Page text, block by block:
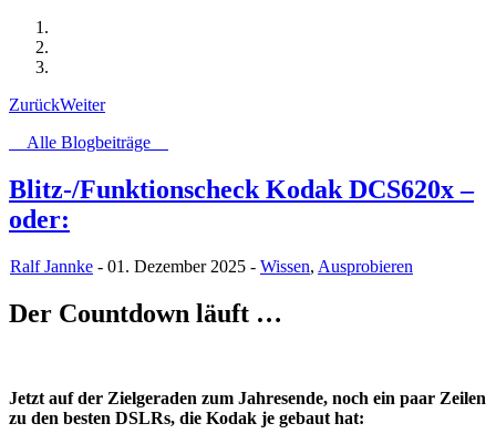
ZurückWeiter
Alle Blogbeiträge
Blitz-/Funktionscheck Kodak DCS620x –
oder:
Ralf Jannke - 01. Dezember 2025 - Wissen, Ausprobieren
Der Countdown läuft …
Jetzt auf der Zielgeraden zum Jahresende, noch ein paar Zeilen
zu den besten DSLRs, die Kodak je gebaut hat: